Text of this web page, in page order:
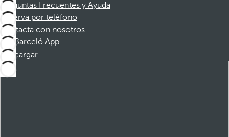
Preguntas Frecuentes y Ayuda
Reserva por teléfono
Contacta con nosotros
Barceló App
Descargar